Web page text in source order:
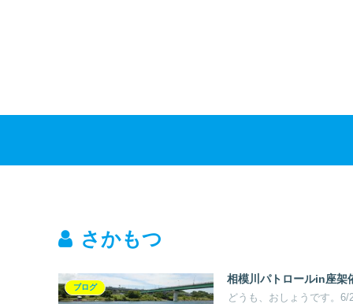
さかもつ
ブログ
相模川パトロールin座架
どうも、おしょうです。